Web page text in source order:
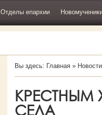
Отделы епархии
Вы здесь: Главная» Новости
КРЕСТНЫМ
СЕЛА